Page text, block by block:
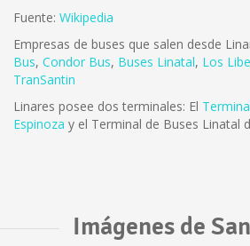
Fuente: Wikipedia
Empresas de buses que salen desde
Bus, Condor Bus, Buses Linatal, Los
TranSantin
Linares posee dos terminales: El
Espinoza y el Terminal de Buses Linatal
Imágenes de